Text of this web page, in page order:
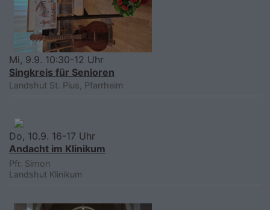
Mi, 9.9. 10:30-12 Uhr
Singkreis für Senioren
Landshut St. Pius, Pfarrheim
Do, 10.9. 16-17 Uhr
Andacht im Klinikum
Pfr. Simon
Landshut Klinikum